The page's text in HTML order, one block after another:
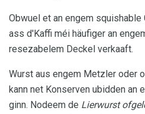
Obwuel et an engem squishable
ass d'Kaffi méi häufiger an
resezabelem Deckel verkaaft.
Wurst aus engem Metzler oder
kann net Konserven ubidden
ginn. Nodeem de Lierwurst